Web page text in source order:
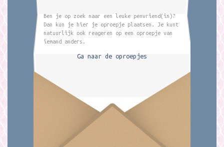
Ben je op zoek naar een leuke penvriend(in)?
Dan kun je hier je oproepje plaatsen. Je kunt
natuurlijk ook reageren op een oproepje van
iemand anders.
Ga naar de oproepjes